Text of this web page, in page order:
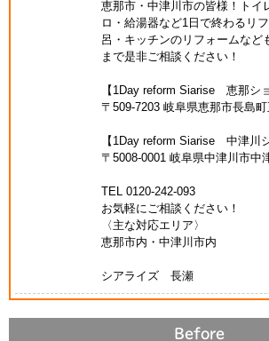
恵那市・中津川市の皆様！トイ
ロ・給湯器など1日で終わるリ
呂・キッチンのリフォームなど
まで是非ご相談ください！
【1Day reform Siarise 恵那シ
〒509-7203 岐阜県恵那市長島
【1Day reform Siarise 中津川
〒5008-0001 岐阜県中津川市中
TEL 0120-242-093
お気軽にご相談ください！
〈主な対応エリア〉
恵那市内・中津川市内
シアライズ 長瀬
Before